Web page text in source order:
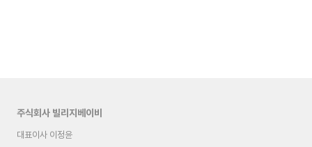
주식회사 빌리지베이비
대표이사 이정윤